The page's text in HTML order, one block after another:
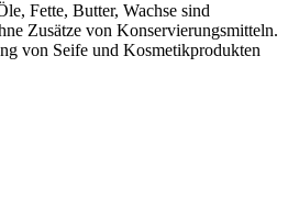
Fette, Butter, Wachse sind
Zusätze von Konservierungsmitteln.
von Seife und Kosmetikprodukten